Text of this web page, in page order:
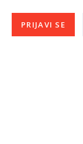
PRIJAVI SE